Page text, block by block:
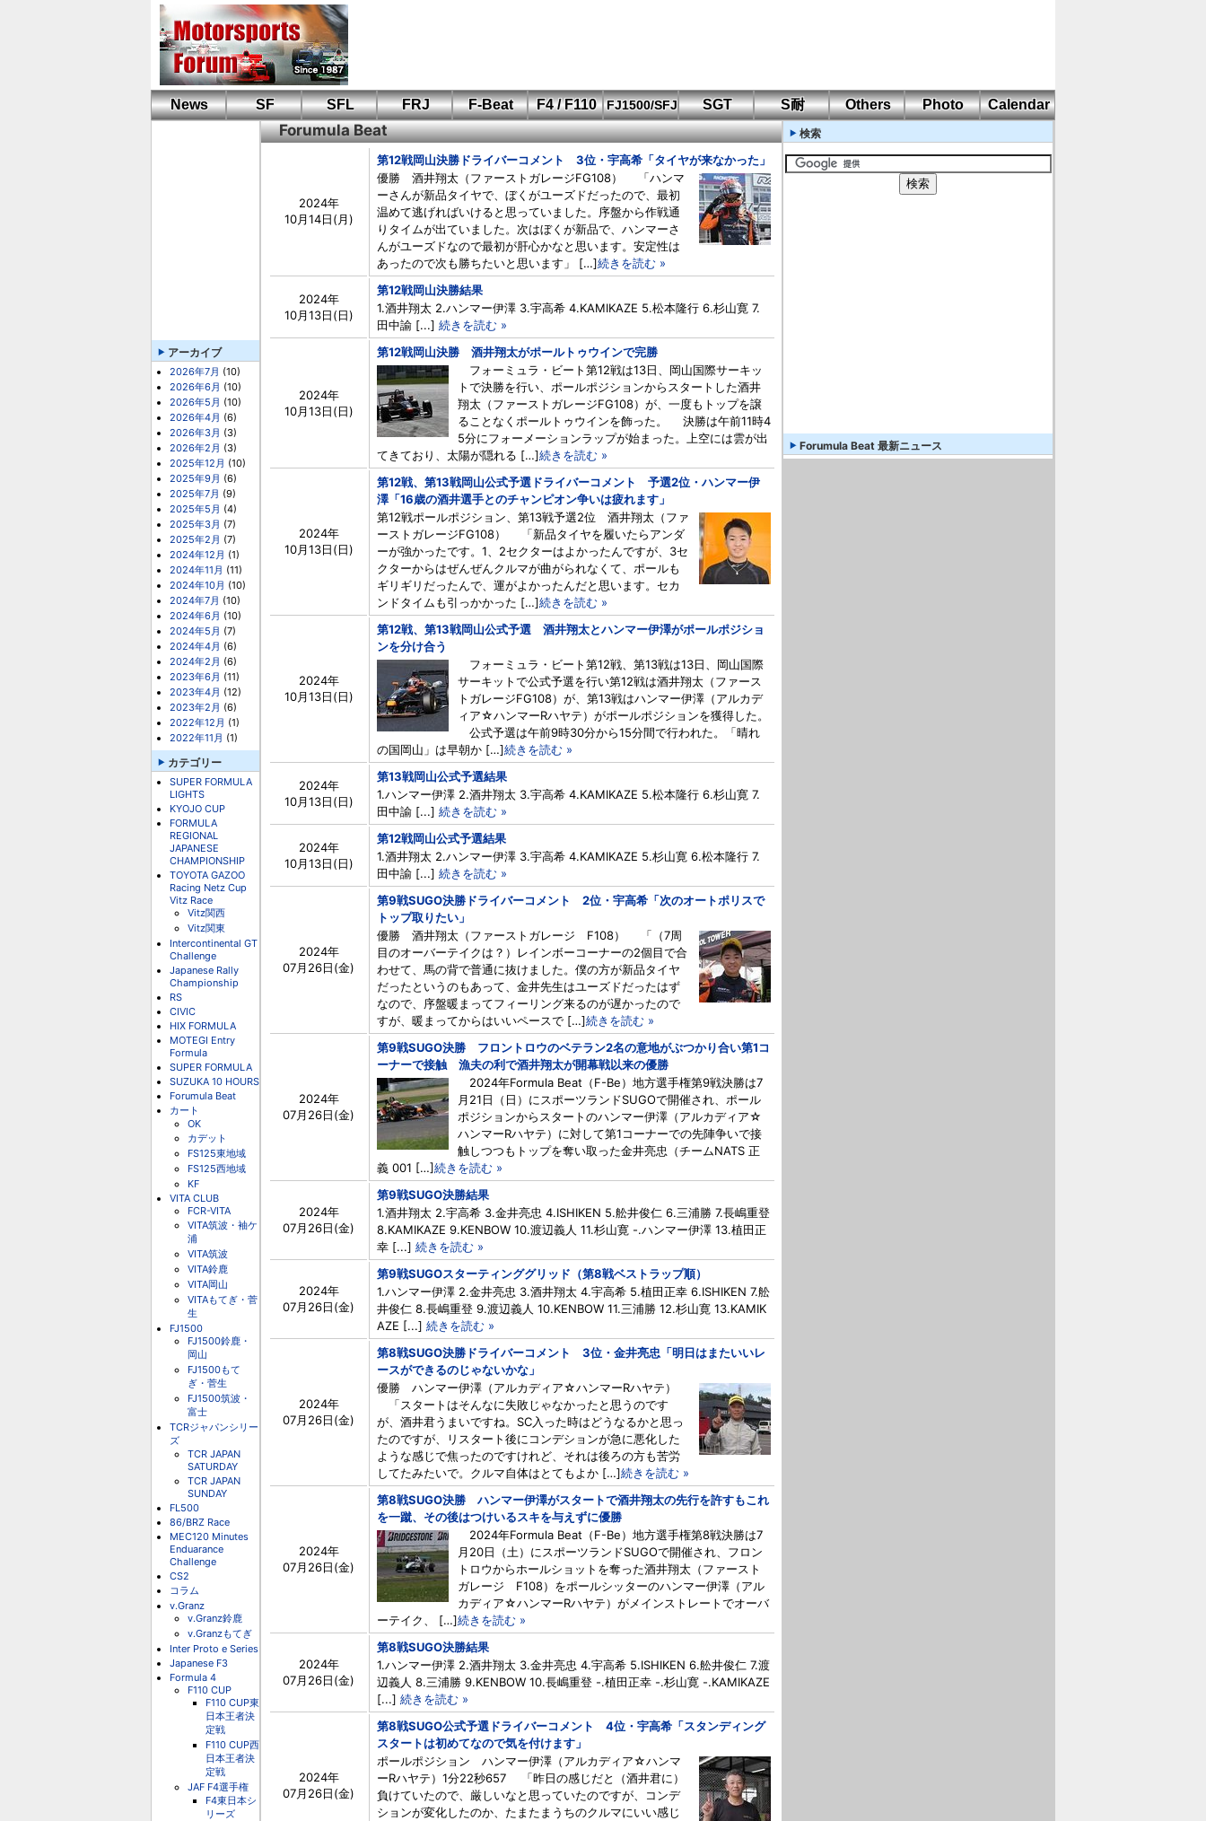
News SF SFL FRJ F-Beat
F4 / F110
FIA-F4
F110 CUP
FJ1500/SFJ
鈴鹿・岡山
もてぎ・菅生
筑波・冨士
Aポリス
SFJ D-Cup
SFJ日本一
SGT S耐 Others Photo Calendar
アーカイブ
2026年7月 (10)
2026年6月 (10)
2026年5月 (10)
2026年4月 (6)
2026年3月 (3)
2026年2月 (3)
2025年12月 (10)
2025年9月 (6)
2025年7月 (9)
2025年5月 (4)
2025年3月 (7)
2025年2月 (7)
2024年12月 (1)
2024年11月 (11)
2024年10月 (10)
2024年7月 (10)
2024年6月 (10)
2024年5月 (7)
2024年4月 (6)
2024年2月 (6)
2023年6月 (11)
2023年4月 (12)
2023年2月 (6)
2022年12月 (1)
2022年11月 (1)
カテゴリー
SUPER FORMULA
LIGHTS
KYOJO CUP
FORMULA
REGIONAL
JAPANESE
CHAMPIONSHIP
TOYOTA GAZOO
Racing Netz Cup
Vitz Race
Vitz関西
Vitz関東
Intercontinental GT
Challenge
Japanese Rally
Championship
RS
CIVIC
HIX FORMULA
MOTEGI Entry
Formula
SUPER FORMULA
SUZUKA 10 HOURS
Forumula Beat
カート
OK
カデット
FS125東地域
FS125西地域
KF
VITA CLUB
FCR-VITA
VITA筑波・袖ケ
浦
VITA筑波
VITA鈴鹿
VITA岡山
VITAもてぎ・菅
生
FJ1500
FJ1500鈴鹿・
岡山
FJ1500もて
ぎ・菅生
FJ1500筑波・
富士
TCRジャパンシリー
ズ
TCR JAPAN
SATURDAY
TCR JAPAN
SUNDAY
FL500
86/BRZ Race
MEC120 Minutes
Enduarance
Challenge
CS2
コラム
v.Granz
v.Granz鈴鹿
v.Granzもてぎ
Inter Proto e Series
Japanese F3
Formula 4
F110 CUP
F110 CUP東
日本王者決
定戦
F110 CUP西
日本王者決
定戦
JAF F4選手権
F4東日本シ
リーズ
Forumula Beat
2024年
10月14日(月)
第12戦岡山決勝ドライバーコメント 3位・宇高希「タイヤが来なかった」
優勝 酒井翔太（ファーストガレージFG108） 「ハンマ
ーさんが新品タイヤで、ぼくがユーズドだったので、最初
温めて逃げればいけると思っていました。序盤から作戦通
りタイムが出ていました。次はぼくが新品で、ハンマーさ
んがユーズドなので最初が肝心かなと思います。安定性は
あったので次も勝ちたいと思います」 […]続きを読む »
2024年
10月13日(日)
第12戦岡山決勝結果
1.酒井翔太 2.ハンマー伊澤 3.宇高希 4.KAMIKAZE 5.松本隆行 6.杉山寛 7.
田中諭 [...] 続きを読む »
2024年
10月13日(日)
第12戦岡山決勝 酒井翔太がポールトゥウインで完勝
フォーミュラ・ビート第12戦は13日、岡山国際サーキッ
トで決勝を行い、ポールポジションからスタートした酒井
翔太（ファーストガレージFG108）が、一度もトップを譲
ることなくポールトゥウインを飾った。 決勝は午前11時4
5分にフォーメーションラップが始まった。上空には雲が出
てきており、太陽が隠れる […]続きを読む »
2024年
10月13日(日)
第12戦、第13戦岡山公式予選ドライバーコメント 予選2位・ハンマー伊
澤「16歳の酒井選手とのチャンピオン争いは疲れます」
第12戦ポールポジション、第13戦予選2位 酒井翔太（ファ
ーストガレージFG108） 「新品タイヤを履いたらアンダ
ーが強かったです。1、2セクターはよかったんですが、3セ
クターからはぜんぜんクルマが曲がられなくて、ポールも
ギリギリだったんで、運がよかったんだと思います。セカ
ンドタイムも引っかかった […]続きを読む »
2024年
10月13日(日)
第12戦、第13戦岡山公式予選 酒井翔太とハンマー伊澤がポールポジショ
ンを分け合う
フォーミュラ・ビート第12戦、第13戦は13日、岡山国際
サーキットで公式予選を行い第12戦は酒井翔太（ファース
トガレージFG108）が、第13戦はハンマー伊澤（アルカデ
ィア☆ハンマーRハヤテ）がポールポジションを獲得した。
公式予選は午前9時30分から15分間で行われた。「晴れ
の国岡山」は早朝か […]続きを読む »
2024年
10月13日(日)
第13戦岡山公式予選結果
1.ハンマー伊澤 2.酒井翔太 3.宇高希 4.KAMIKAZE 5.松本隆行 6.杉山寛 7.
田中諭 [...] 続きを読む »
2024年
10月13日(日)
第12戦岡山公式予選結果
1.酒井翔太 2.ハンマー伊澤 3.宇高希 4.KAMIKAZE 5.杉山寛 6.松本隆行 7.
田中諭 [...] 続きを読む »
2024年
07月26日(金)
第9戦SUGO決勝ドライバーコメント 2位・宇高希「次のオートポリスで
トップ取りたい」
優勝 酒井翔太（ファーストガレージ F108） 「（7周
目のオーバーテイクは？）レインボーコーナーの2個目で合
わせて、馬の背で普通に抜けました。僕の方が新品タイヤ
だったというのもあって、金井先生はユーズドだったはず
なので、序盤暖まってフィーリング来るのが遅かったので
すが、暖まってからはいいペースで […]続きを読む »
2024年
07月26日(金)
第9戦SUGO決勝 フロントロウのベテラン2名の意地がぶつかり合い第1コ
ーナーで接触 漁夫の利で酒井翔太が開幕戦以来の優勝
2024年Formula Beat（F-Be）地方選手権第9戦決勝は7
月21日（日）にスポーツランドSUGOで開催され、ポール
ポジションからスタートのハンマー伊澤（アルカディア☆
ハンマーRハヤテ）に対して第1コーナーでの先陣争いで接
触しつつもトップを奪い取った金井亮忠（チームNATS 正
義 001 […]続きを読む »
2024年
07月26日(金)
第9戦SUGO決勝結果
1.酒井翔太 2.宇高希 3.金井亮忠 4.ISHIKEN 5.舩井俊仁 6.三浦勝 7.長嶋重登
8.KAMIKAZE 9.KENBOW 10.渡辺義人 11.杉山寛 -.ハンマー伊澤 13.植田正
幸 [...] 続きを読む »
2024年
07月26日(金)
第9戦SUGOスターティンググリッド（第8戦ベストラップ順）
1.ハンマー伊澤 2.金井亮忠 3.酒井翔太 4.宇高希 5.植田正幸 6.ISHIKEN 7.舩
井俊仁 8.長嶋重登 9.渡辺義人 10.KENBOW 11.三浦勝 12.杉山寛 13.KAMIK
AZE [...] 続きを読む »
2024年
07月26日(金)
第8戦SUGO決勝ドライバーコメント 3位・金井亮忠「明日はまたいいレ
ースができるのじゃないかな」
優勝 ハンマー伊澤（アルカディア☆ハンマーRハヤテ）
「スタートはそんなに失敗じゃなかったと思うのです
が、酒井君うまいですね。SC入った時はどうなるかと思っ
たのですが、リスタート後にコンデションが急に悪化した
ような感じで焦ったのですけれど、それは後ろの方も苦労
してたみたいで。クルマ自体はとてもよか […]続きを読む »
2024年
07月26日(金)
第8戦SUGO決勝 ハンマー伊澤がスタートで酒井翔太の先行を許すもこれ
を一蹴、その後はつけいるスキを与えずに優勝
2024年Formula Beat（F-Be）地方選手権第8戦決勝は7
月20日（土）にスポーツランドSUGOで開催され、フロン
トロウからホールショットを奪った酒井翔太（ファースト
ガレージ F108）をポールシッターのハンマー伊澤（アル
カディア☆ハンマーRハヤテ）がメインストレートでオーバ
ーテイク、 […]続きを読む »
2024年
07月26日(金)
第8戦SUGO決勝結果
1.ハンマー伊澤 2.酒井翔太 3.金井亮忠 4.宇高希 5.ISHIKEN 6.舩井俊仁 7.渡
辺義人 8.三浦勝 9.KENBOW 10.長嶋重登 -.植田正幸 -.杉山寛 -.KAMIKAZE
[...] 続きを読む »
2024年
07月26日(金)
第8戦SUGO公式予選ドライバーコメント 4位・宇高希「スタンディング
スタートは初めてなので気を付けます」
ポールポジション ハンマー伊澤（アルカディア☆ハンマ
ーRハヤテ）1分22秒657 「昨日の感じだと（酒井君に）
負けていたので、厳しいなと思っていたのですが、コンデ
ションが変化したのか、たまたまうちのクルマにいい感じ
検索
Forumula Beat 最新ニュース